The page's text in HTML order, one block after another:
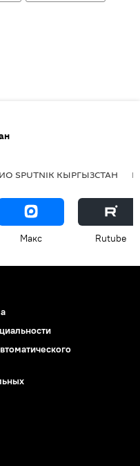
SPUTNIK КЫРГЫЗСТАН
Макс Rutube